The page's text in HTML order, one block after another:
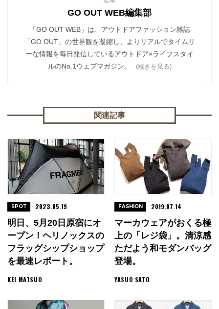
GO OUT WEB編集部
「GO OUT WEB」は、アウトドアファッション雑誌
「GO OUT」の世界観を凝縮し、よりリアルでタイムリ
ーな情報を毎日発信しているアウトドア×ライフスタイ
ルのNo.1ウェブマガジン。
(続きを見る)
関連記事
明日、5月20日原宿にオ
ープン！ヘリノックスの
フラッグシップショップ
を最速レポート。
KEI MATSUO
SPOT 2023.05.19
マーカウェアがおくる極
上の「レジ袋」。清涼感
ただよう和モダンバッグ
登場。
YASUO SATO
FASHION 2019.07.14